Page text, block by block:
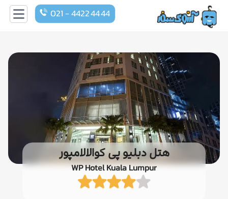
021 - 4422 44 44
هتل دبلیو پی کوالالامپور
WP Hotel Kuala Lumpur